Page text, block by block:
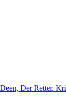
Der Retter.